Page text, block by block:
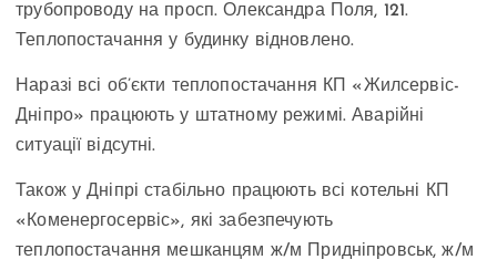
трубопроводу на просп. Олександра Поля, 121.
Теплопостачання у будинку відновлено.
Наразі всі об’єкти теплопостачання КП «Жилсервіс-
Дніпро» працюють у штатному режимі. Аварійні
ситуації відсутні.
Також у Дніпрі стабільно працюють всі котельні КП
«Коменергосервіс», які забезпечують
теплопостачання мешканцям ж/м Придніпровськ, ж/м